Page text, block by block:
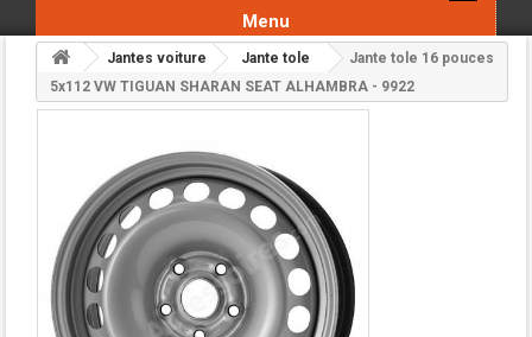
Menu
Jantes voiture Jante tole
Jante tole 16 pouces
5x112 VW TIGUAN SHARAN SEAT ALHAMBRA - 9922
Retour aux résultats